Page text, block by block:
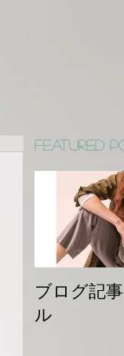
Featured
ブログ記
ル